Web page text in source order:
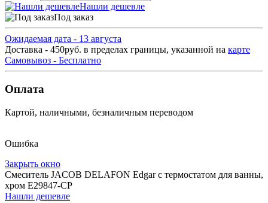
Нашли дешевле
Под заказ
Ожидаемая дата - 13 августа
Доставка - 450руб. в пределах границы, указанной на карте
Самовывоз - Бесплатно
Оплата
Картой, наличными, безналичным переводом
Ошибка
Закрыть окно
Смеситель JACOB DELAFON Edgar с термостатом для ванны,
хром E29847-CP
Нашли дешевле